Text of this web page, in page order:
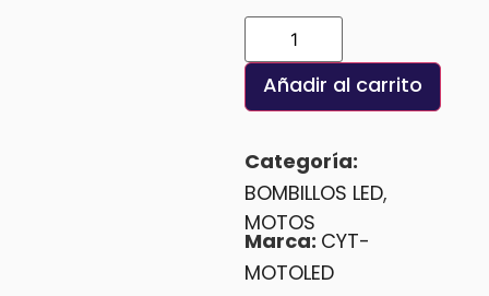
Añadir al carrito
Categoría:
BOMBILLOS LED,
MOTOS
Marca: CYT-
MOTOLED